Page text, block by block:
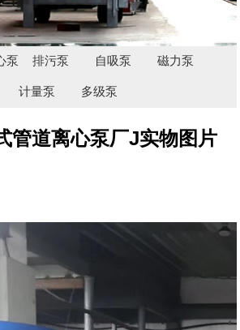
泵 排污泵 自吸泵 磁力泵
计量泵 多级泵
管道离心泵厂J实物图片